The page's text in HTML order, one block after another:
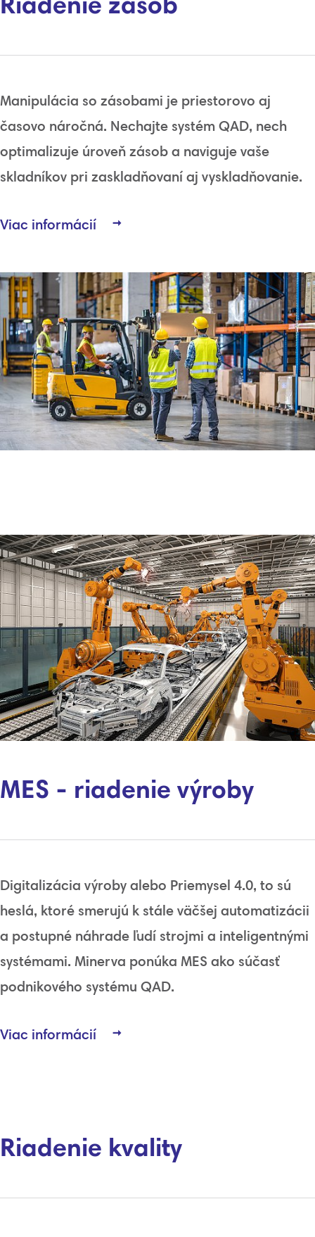
Riadenie zásob
Manipulácia so zásobami je priestorovo aj
časovo náročná. Nechajte systém QAD, nech
optimalizuje úroveň zásob a naviguje vaše
skladníkov pri zaskladňovaní aj vyskladňovanie.
Viac informácií
MES - riadenie výroby
Digitalizácia výroby alebo Priemysel 4.0, to sú
heslá, ktoré smerujú k stále väčšej automatizácii
a postupné náhrade ľudí strojmi a inteligentnými
systémami. Minerva ponúka MES ako súčasť
podnikového systému QAD.
Viac informácií
Riadenie kvality